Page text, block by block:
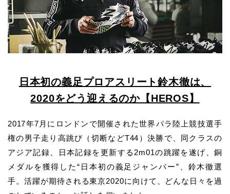
日本初の義足プロアスリート鈴木徹は、
2020をどう迎えるのか【HEROS】
2017年7月にロンドンで開催された世界パラ陸上競技選手
権の男子走り高跳び（切断などT44）決勝で、同クラスの
アジア記録、日本記録を更新する2m01の跳躍を遂げ、銅
メダルを獲得した“日本初の義足ジャンパー”、鈴木徹選
手。 活躍が期待される東京2020に向けて、どんな日々を過